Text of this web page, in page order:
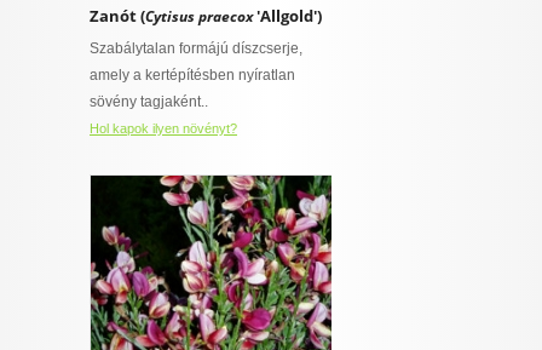
Zanót (Cytisus praecox'Allgold')
Szabálytalan formájú díszcserje,
amely a kertépítésben nyíratlan
sövény tagjaként..
Hol kapok ilyen növényt?